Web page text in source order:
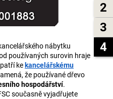
2
3
4
nábytku
používaných surovin hraje
ke kancelářskému
že používané dřevo
hospodářství.
současně vyjadřujete